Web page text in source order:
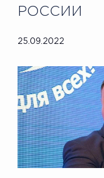
РОССИИ
25.09.2022